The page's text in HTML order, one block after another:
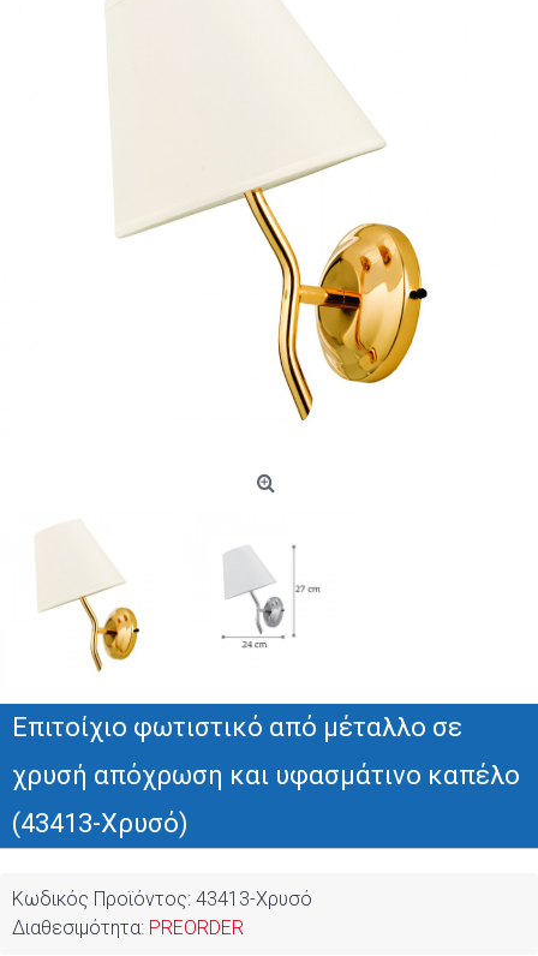
Επιτοίχιο φωτιστικό από μέταλλο σε
χρυσή απόχρωση και υφασμάτινο καπέλο
(43413-Χρυσό)
Κωδικός Προϊόντος: 43413-Χρυσό
Διαθεσιμότητα: PREORDER